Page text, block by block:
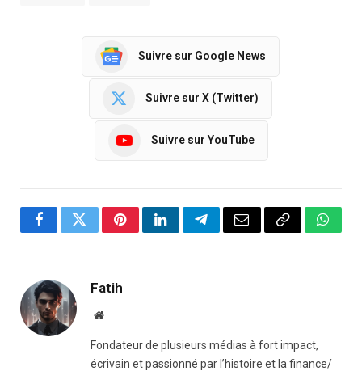
Suivre sur Google News
Suivre sur X (Twitter)
Suivre sur YouTube
FacebookTwitterPinterestLinkedInTelegramEmail Copy
Fatih
Website
Fondateur de plusieurs médias à fort impact,
écrivain et passionné par l’histoire et la finance/